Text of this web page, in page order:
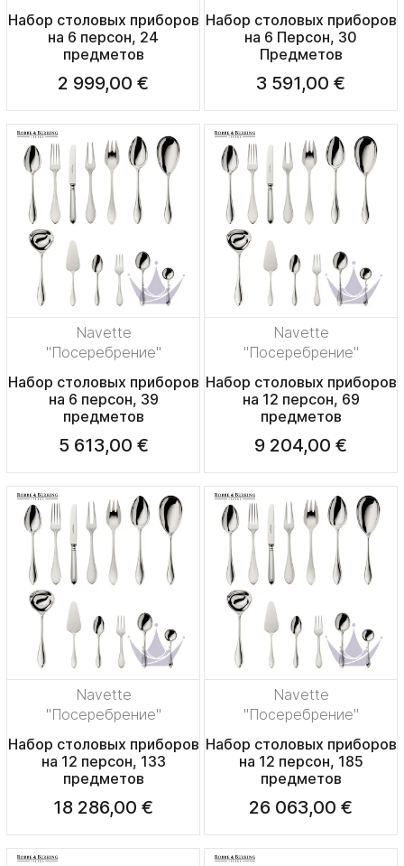
Набор столовых приборов
на 6 персон, 24
предметов
2 999,00 €
Набор столовых приборов
на 6 Персон, 30
Предметов
3 591,00 €
Navette
"Посеребрение"
Набор столовых приборов
на 6 персон, 39
предметов
5 613,00 €
Navette
"Посеребрение"
Набор столовых приборов
на 12 персон, 69
предметов
9 204,00 €
Navette
"Посеребрение"
Набор столовых приборов
на 12 персон, 133
предметов
18 286,00 €
Navette
"Посеребрение"
Набор столовых приборов
на 12 персон, 185
предметов
26 063,00 €